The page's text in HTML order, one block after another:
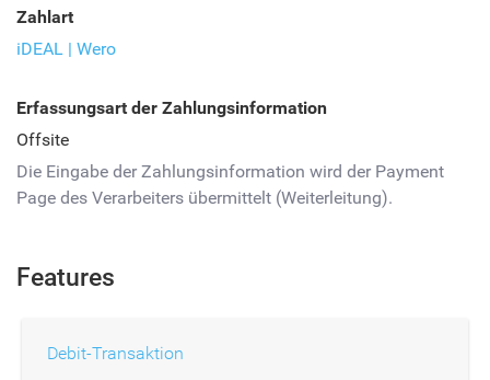
Zahlart
iDEAL | Wero
Erfassungsart der Zahlungsinformation
Offsite
Die Eingabe der Zahlungsinformation wird der Payment
Page des Verarbeiters übermittelt (Weiterleitung).
Features
Debit-Transaktion